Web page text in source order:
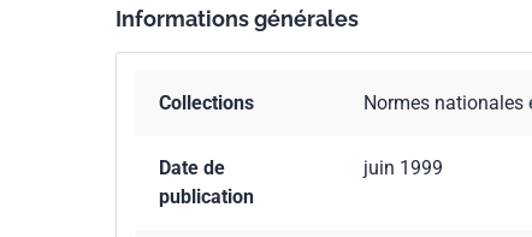
Informations générales
Collections Normes
Date de
publication
juin 1999